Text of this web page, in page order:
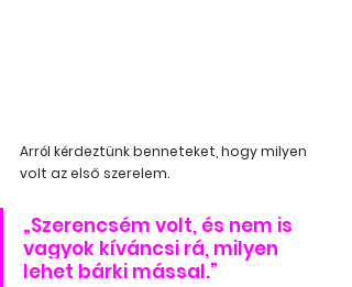
Arról kérdeztünk benneteket, hogy milyen
volt az első szerelem.
„Szerencsém volt, és nem is
vagyok kíváncsi rá, milyen
lehet bárki mással.”